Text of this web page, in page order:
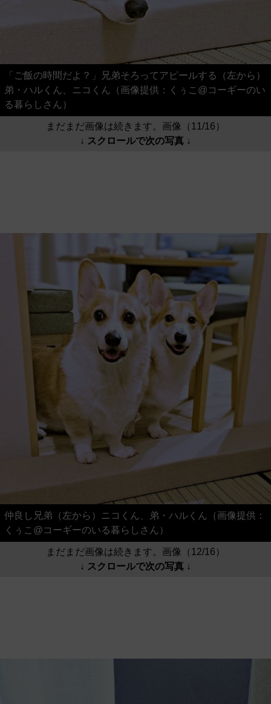
「ご飯の時間だよ？」兄弟そろってアピールする（左から）
弟・ハルくん、ニコくん（画像提供：くぅこ@コーギーのい
る暮らしさん）
まだまだ画像は続きます。画像（11/16）
↓ スクロールで次の写真 ↓
仲良し兄弟（左から）ニコくん、弟・ハルくん（画像提供：
くぅこ@コーギーのいる暮らしさん）
まだまだ画像は続きます。画像（12/16）
↓ スクロールで次の写真 ↓